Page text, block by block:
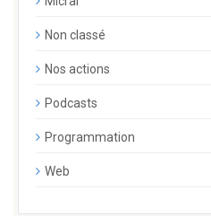
Non classé
Nos actions
Podcasts
Programmation
Web